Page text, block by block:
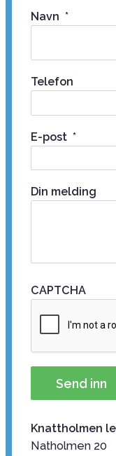
Navn *
Telefon
E-post *
Din melding
CAPTCHA
Knattholmen
Natholmen 20